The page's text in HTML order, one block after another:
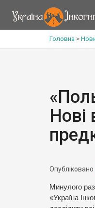
Головна >
Нові
Опубліковано
Минулого
«Україна